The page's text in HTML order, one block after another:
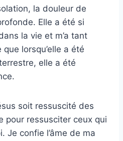
la douleur de
Elle a été si
la vie et m’a tant
lorsqu’elle a été
elle a été
soit ressuscité des
pour ressusciter ceux qui
Je confie l’âme de ma